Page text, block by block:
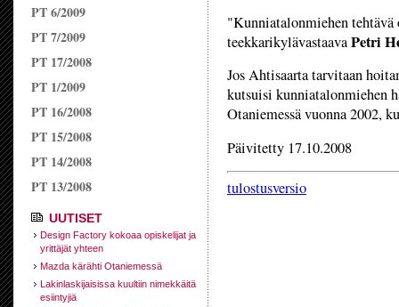
PT 6/2009
PT 7/2009
PT 17/2008
PT 1/2009
PT 16/2008
PT 15/2008
PT 14/2008
PT 13/2008
UUTISET
Design Factory kokoaa opiskelijat ja
yrittäjät yhteen
Mazda kärähti Otaniemessä
Lakinlaskijaisissa kuultiin nimekkäitä
esiintyjiä
"Kunniatalonmiehen
teekkarikylävastaavaPetri
Jos Ahtisaarta tarvitaan
kutsuisi kunniatalonmiehen
Otaniemessä vuonna 2002,
Päivitetty 17.10.2008
tulostusversio